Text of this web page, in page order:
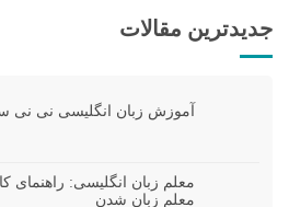
جدیدترین مقالات
آموزش زبان انگلیسی نی نی
معلم زبان انگلیسی: راهنمای
معلم زبان شدن